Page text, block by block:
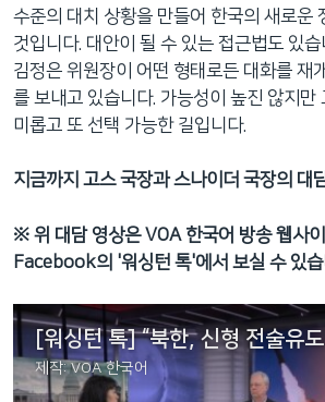
수준의 대치 상황을 만들어 한국의 새로운
것입니다. 대안이 될 수 있는 접근법도 있
김정은 위원장이 어떤 형태로든 대화를 재
를 보내고 있습니다. 가능성이 높진 않지만
미롭고 또 선택 가능한 길입니다.
지금까지 고스 국장과 스나이더 국장의 대
※ 위 대담 영상은 VOA 한국어 방송 웹사
Facebook의 '워싱턴 톡'에서 보실 수 있습
제작:VOA 한국어